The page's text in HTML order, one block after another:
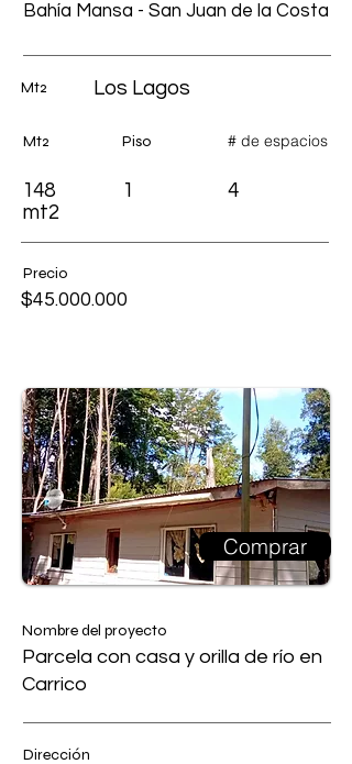
Bahía Mansa - San Juan de la Costa
Mt2
Mt2
148
mt2
Los Lagos
Piso
1
# de espacios
4
Precio
$45.000.000
Comprar
Nombre del proyecto
Parcela con casa y orilla de río en
Carrico
Dirección